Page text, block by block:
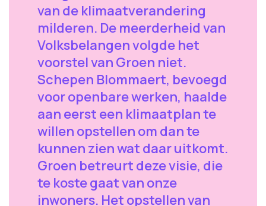
van de klimaatverandering
milderen. De meerderheid van
Volksbelangen volgde het
voorstel van Groen niet.
Schepen Blommaert, bevoegd
voor openbare werken, haalde
aan eerst een klimaatplan te
willen opstellen om dan te
kunnen zien wat daar uitkomt.
Groen betreurt deze visie, die
te koste gaat van onze
inwoners. Het opstellen van